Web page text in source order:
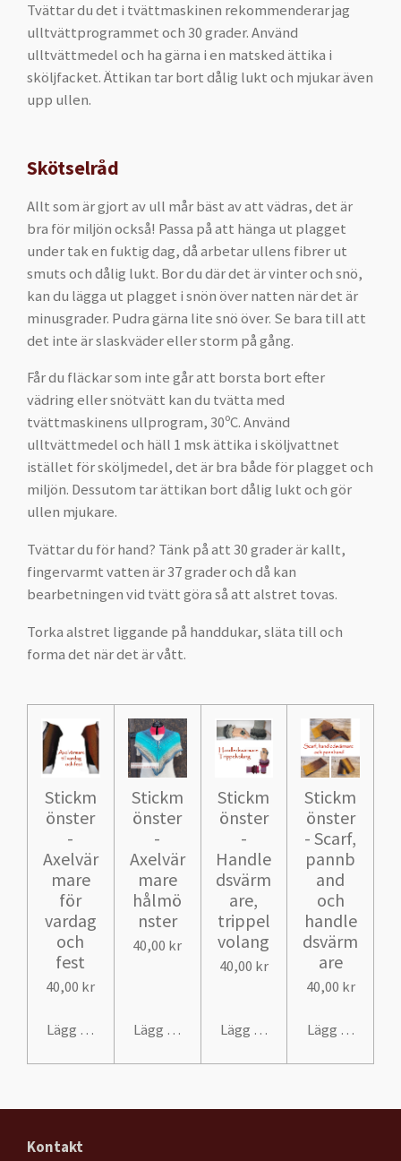
Tvättar du det i tvättmaskinen rekommenderar jag
ulltvättprogrammet och 30 grader. Använd
ulltvättmedel och ha gärna i en matsked ättika i
sköljfacket. Ättikan tar bort dålig lukt och mjukar även
upp ullen.
Skötselråd
Allt som är gjort av ull mår bäst av att vädras, det är
bra för miljön också! Passa på att hänga ut plagget
under tak en fuktig dag, då arbetar ullens fibrer ut
smuts och dålig lukt. Bor du där det är vinter och snö,
kan du lägga ut plagget i snön över natten när det är
minusgrader. Pudra gärna lite snö över. Se bara till att
det inte är slaskväder eller storm på gång.
Får du fläckar som inte går att borsta bort efter
vädring eller snötvätt kan du tvätta med
tvättmaskinens ullprogram, 30ºC. Använd
ulltvättmedel och häll 1 msk ättika i sköljvattnet
istället för sköljmedel, det är bra både för plagget och
miljön. Dessutom tar ättikan bort dålig lukt och gör
ullen mjukare.
Tvättar du för hand? Tänk på att 30 grader är kallt,
fingervarmt vatten är 37 grader och då kan
bearbetningen vid tvätt göra så att alstret tovas.
Torka alstret liggande på handdukar, släta till och
forma det när det är vått.
Stickm
önster
-
Axelvär
mare
för
vardag
och
fest
40,00 kr
Lägg till i varukorg
Stickm
önster
-
Axelvär
mare
hålmö
nster
40,00 kr
Lägg till i varukorg
Stickm
önster
-
Handle
dsvärm
are,
trippel
volang
40,00 kr
Lägg till i varukorg
Stickm
önster
- Scarf,
pannb
and
och
handle
dsvärm
are
40,00 kr
Lägg till i
Kontakt